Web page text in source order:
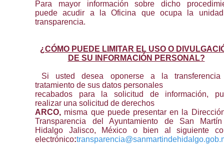
Para mayor información sobre dicho
puede acudir a la Oficina que ocupa la
transparencia.
¿CÓMO PUEDE LIMITAR EL USO O
DE SU INFORMACIÓN PERSONAL?
Si usted desea oponerse a la transferencia
tratamiento de sus datos personales
recabados para la solicitud de información,
realizar una solicitud de derechos
ARCO, misma que puede presentar en la
Transparencia del Ayuntamiento de San
Hidalgo Jalisco, México o bien al siguiente
electrónico: